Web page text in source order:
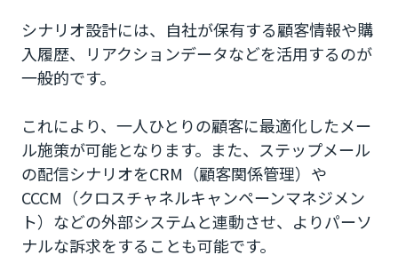
シナリオ設計には、自社が保有する顧客情報や購
入履歴、リアクションデータなどを活用するのが
一般的です。
これにより、一人ひとりの顧客に最適化したメー
ル施策が可能となります。また、ステップメール
の配信シナリオをCRM（顧客関係管理）や
CCCM（クロスチャネルキャンペーンマネジメン
ト）などの外部システムと連動させ、よりパーソ
ナルな訴求をすることも可能です。